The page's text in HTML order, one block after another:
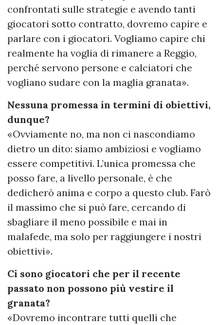
confrontati sulle strategie e avendo tanti
giocatori sotto contratto, dovremo capire e
parlare con i giocatori. Vogliamo capire chi
realmente ha voglia di rimanere a Reggio,
perché servono persone e calciatori che
vogliano sudare con la maglia granata».
Nessuna promessa in termini di obiettivi,
dunque?
«Ovviamente no, ma non ci nascondiamo
dietro un dito: siamo ambiziosi e vogliamo
essere competitivi. L’unica promessa che
posso fare, a livello personale, è che
dedicherò anima e corpo a questo club. Farò
il massimo che si può fare, cercando di
sbagliare il meno possibile e mai in
malafede, ma solo per raggiungere i nostri
obiettivi».
Ci sono giocatori che per il recente
passato non possono più vestire il
granata?
«Dovremo incontrare tutti quelli che